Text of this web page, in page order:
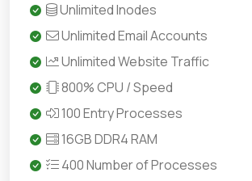
Unlimited Inodes
Unlimited Email Accounts
Unlimited Website Traffic
800% CPU / Speed
100 Entry Processes
16GB DDR4 RAM
400 Number of Processes